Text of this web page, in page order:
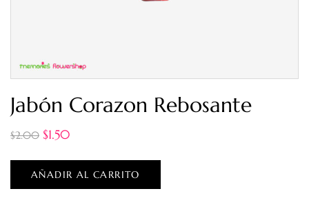
Jabón Corazon Rebosante
$2.00 $1.50
AÑADIR AL CARRITO